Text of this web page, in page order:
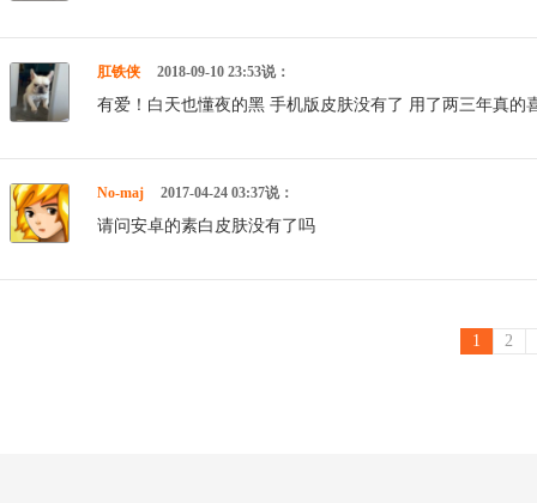
肛铁侠 2018-09-10 23:53说：
有爱！白天也懂夜的黑 手机版皮肤没有了 用了两三年真的
No-maj 2017-04-24 03:37说：
请问安卓的素白皮肤没有了吗
1 2